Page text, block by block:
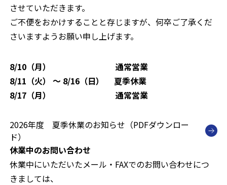
046-235-6000
8:30〜17:30(日曜・祝日休)
させていただきます。
ご不便をおかけすることと存じますが、何卒ご了承くだ
さいますようお願い申し上げます。
8/10（月）通常営業
8/11（火） ～ 8/16（日） 夏季休業
8/17（月）通常営業
2026年度 夏季休業のお知らせ（PDFダウンロー
ド）
休業中のお問い合わせ
休業中にいただいたメール・FAXでのお問い合わせにつ
きましては、